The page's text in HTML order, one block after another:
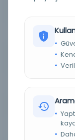
YAZAR ORIJINAL